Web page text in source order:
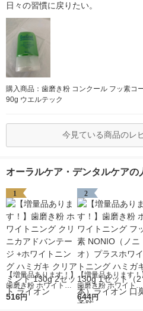
日々の習慣に戻りたい。
購入商品：歯磨き粉 コンクール フッ素コ
90g ウエルテック
今見ている商品のレ
オーラルケア・デンタルケアの
1
【増量品あります！】
歯磨き粉 ホワイトニ
ング クリニカアドバ
516円
2
【増量品あります！
歯磨き粉 ホワイトニ
ング フッ素 NONIO
644円